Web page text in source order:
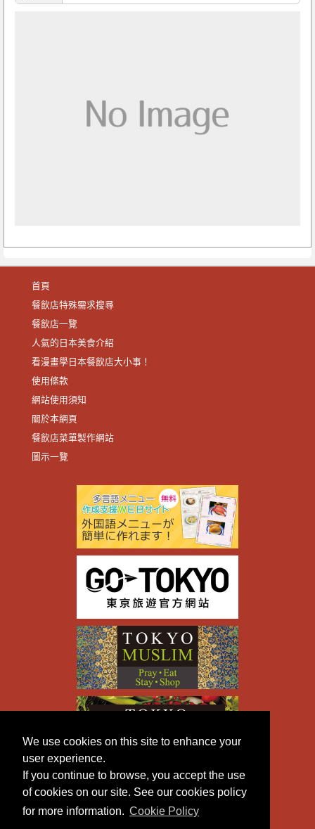
We use cookies on this site to enhance your
user experience.
If you continue to browse, you accept the use
of cookies on our site. See our cookies policy
for more information. Cookie Policy
首頁
餐飲店特殊需求搜尋
餐飲店一覽
人氣的日本美食介紹
看漫畫學日本餐飲店大小事！
使用條款
網站使用須知
關於本網頁
餐飲店菜單製作網站
圖示一覽